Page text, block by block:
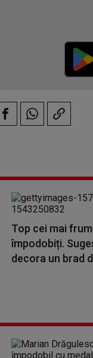
Top cei mai
împodobiți.
decora un brad